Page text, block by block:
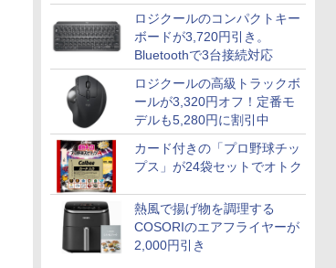
引
ロジクールのコンパクトキー
ボードが3,720円引き。
Bluetoothで3台接続対応
ロジクールの高級トラックボ
ールが3,320円オフ！定番モ
デルも5,280円に割引中
カード付きの「プロ野球チッ
プス」が24袋セットでオトク
熱風で揚げ物を調理する
COSORIのエアフライヤーが
2,000円引き